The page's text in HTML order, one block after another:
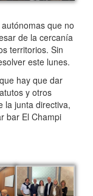
que no
de la cercanía
territorios. Sin
este lunes.
hay que dar
y otros
la junta directiva,
bar El Champi